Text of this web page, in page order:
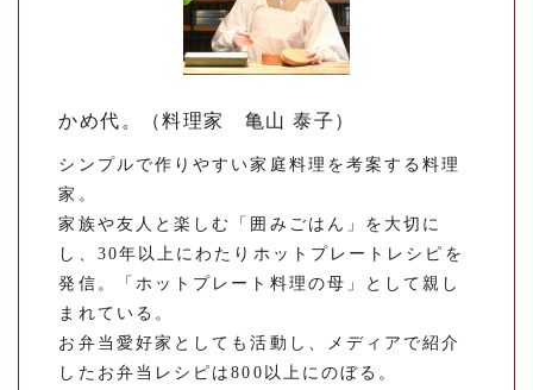
かめ代。（料理家 亀山 泰子）
シンプルで作りやすい家庭料理を考案する料理
家。
家族や友人と楽しむ「囲みごはん」を大切に
し、30年以上にわたりホットプレートレシピを
発信。「ホットプレート料理の母」として親し
まれている。
お弁当愛好家としても活動し、メディアで紹介
したお弁当レシピは800以上にのぼる。